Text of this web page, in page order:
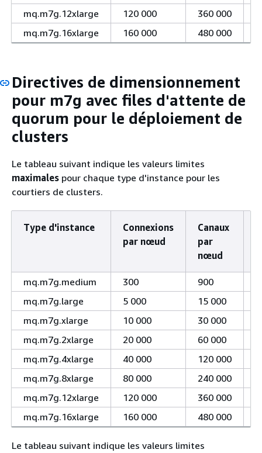
mq.m7g.12xlarge
120 000 360 000
mq.m7g.16xlarge
160 000 480 000
Directives de dimensionnement
pour m7g avec files d'attente de
quorum pour le déploiement de
clusters
Le tableau suivant indique les valeurs limites
maximales pour chaque type d'instance pour les
courtiers de clusters.
Type d'instance
Connexions
par nœud
Canaux
par
nœud
mq.m7g.medium 300 900
mq.m7g.large
5 000 15 000
mq.m7g.xlarge
10 000 30 000
mq.m7g.2xlarge
20 000 60 000
mq.m7g.4xlarge
40 000 120 000
mq.m7g.8xlarge
80 000 240 000
mq.m7g.12xlarge
120 000 360 000
mq.m7g.16xlarge
160 000 480 000
Le tableau suivant indique les valeurs limites